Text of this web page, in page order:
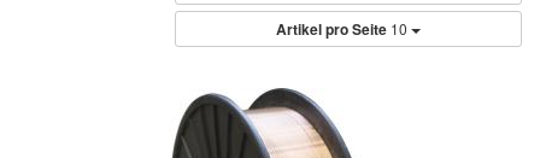
Artikel pro Seite 10